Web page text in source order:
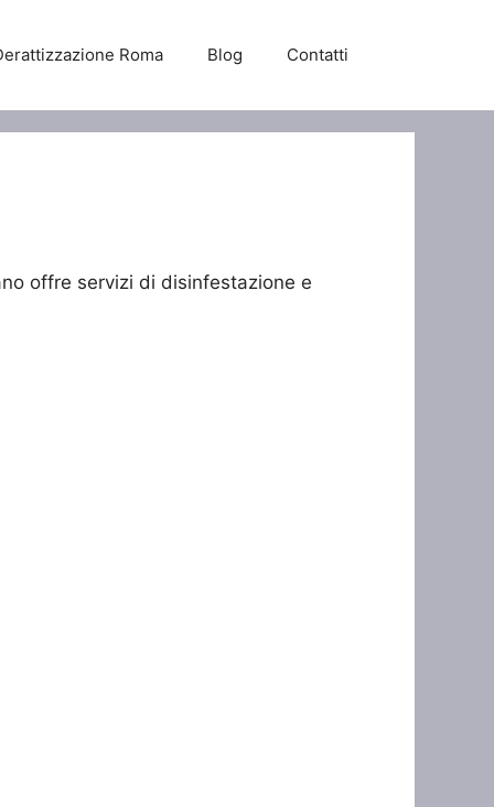
Roma Blog Contatti
offre servizi di disinfestazione e